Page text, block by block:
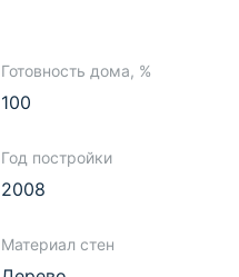
Готовность дома, %
100
Год постройки
2008
Материал стен